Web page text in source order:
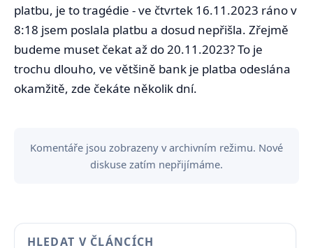
platbu, je to tragédie - ve čtvrtek 16.11.2023 ráno v
8:18 jsem poslala platbu a dosud nepřišla. Zřejmě
budeme muset čekat až do 20.11.2023? To je
trochu dlouho, ve většině bank je platba odeslána
okamžitě, zde čekáte několik dní.
Komentáře jsou zobrazeny v archivním režimu. Nové
diskuse zatím nepřijímáme.
HLEDAT V ČLÁNCÍCH